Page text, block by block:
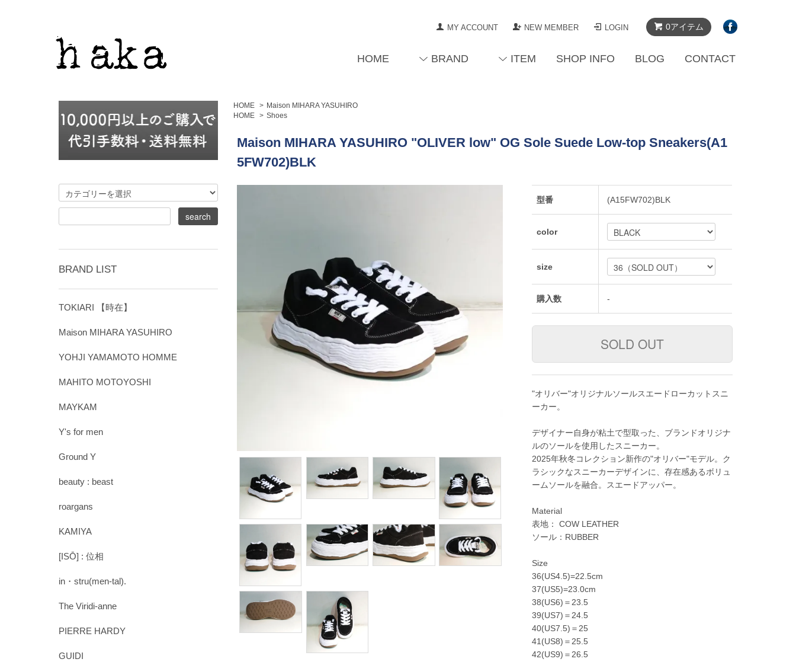
0アイテム
MY ACCOUNT NEW MEMBER LOGIN
HOME BRAND ITEM SHOP INFO BLOG CONTACT
HOME > Maison MIHARA YASUHIRO
HOME
> Shoes
Maison MIHARA YASUHIRO "OLIVER low" OG Sole Suede Low-top Sneakers(A1
5FW702)BLK
型番 (A15FW702)BLK
color
size
購入数 -
"オリバー"オリジナルソールスエードローカットスニ
ーカー。
デザイナー自身が粘土で型取った、ブランドオリジナ
ルのソールを使用したスニーカー。
2025年秋冬コレクション新作の"オリバー"モデル。ク
ラシックなスニーカーデザインに、存在感あるボリュ
ームソールを融合。スエードアッパー。
Material
表地： COW LEATHER
ソール：RUBBER
Size
36(US4.5)=22.5cm
37(US5)=23.0cm
38(US6)＝23.5
39(US7)＝24.5
40(US7.5)＝25
41(US8)＝25.5
42(US9)＝26.5
BRAND LIST
TOKIARI 【時在】
Maison MIHARA YASUHIRO
YOHJI YAMAMOTO HOMME
MAHITO MOTOYOSHI
MAYKAM
Y's for men
Ground Y
beauty : beast
roargans
KAMIYA
[ISŌ] : 位相
in・stru(men-tal).
The Viridi-anne
PIERRE HARDY
GUIDI